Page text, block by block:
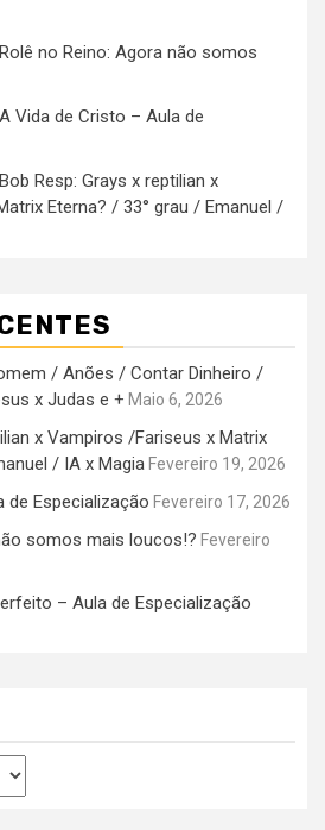
Rolê no Reino: Agora não somos
A Vida de Cristo – Aula de
Bob Resp: Grays x reptilian x
Eterna? / 33° grau / Emanuel /
/ Anões / Contar Dinheiro /
x Judas e + Maio 6, 2026
x Vampiros /Fariseus x Matrix
/ IA x Magia Fevereiro 19, 2026
de Especialização Fevereiro 17, 2026
somos mais loucos!? Fevereiro
– Aula de Especialização